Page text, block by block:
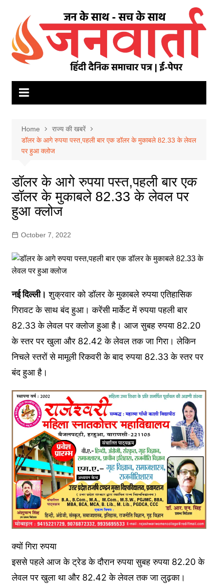
content
Home
राज्य की खबरें
डॉलर के आगे रुपया पस्त,पहली बार एक डॉलर के मुकाबले 82.33 के लेवल
पर हुआ क्लोज
डॉलर के आगे रुपया पस्त,पहली बार एक
डॉलर के मुकाबले 82.33 के लेवल पर
हुआ क्लोज
October 7, 2022
नई दिल्ली। शुक्रवार को डॉलर के मुकाबले रुपया एतिहासिक
गिरावट के साथ बंद हुआ। करेंसी मार्केट में रुपया पहली बार
82.33 के लेवल पर क्लोज हुआ है। आज सुबह रुपया 82.20
के स्तर पर खुला और 82.42 के लेवल तक जा गिरा। लेकिन
निचले स्तरों से मामूली रिकवरी के बाद रुपया 82.33 के स्तर पर
बंद हुआ है।
क्यों गिरा रुपया
इससे पहले आज के ट्रेड के दौरान रुपया सुबह रुपया 82.20 के
लेवल पर खुला था और 82.42 के लेवल तक जा लुढ़का।